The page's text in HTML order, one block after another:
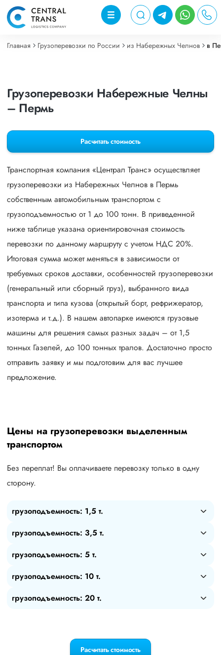
Главная Грузоперевозки по России из Набережных Челнов в
Грузоперевозки Набережные Челны
– Пермь
Расчитать стоимость
Транспортная компания «Централ Транс» осуществляет
грузоперевозки из Набережных Челнов в Пермь
собственным автомобильным транспортом с
грузоподъемностью от 1 до 100 тонн. В приведенной
ниже таблице указана ориентировочная стоимость
перевозки по данному маршруту с учетом НДС 20%.
Итоговая сумма может меняться в зависимости от
требуемых сроков доставки, особенностей грузоперевозки
(генеральный или сборный груз), выбранного вида
транспорта и типа кузова (открытый борт, рефрижератор,
изотерма и т.д.). В нашем автопарке имеются грузовые
машины для решения самых разных задач – от 1,5
тонных Газелей, до 100 тонных тралов. Достаточно просто
отправить заявку и мы подготовим для вас лучшее
предложение.
Цены на грузоперевозки выделенным
транспортом
Без переплат! Вы оплачиваете перевозку только в одну
сторону.
грузоподъемность: 1,5 т.
грузоподъемность: 3,5 т.
грузоподъемность: 5 т.
грузоподъемность: 10 т.
грузоподъемность: 20 т.
Расчитать стоимость